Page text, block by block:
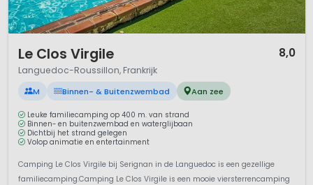
Le Clos Virgile 8,0
Languedoc-Roussillon, Frankrijk
M Binnen- & Buitenzwembad Aan zee
Leuke familiecamping op 400 m. van strand
Binnen- en buitenzwembad en waterglijbaan
Dichtbij het strand gelegen
Volop animatie en entertainment
Camping Le Clos Virgile bij Serignan in de Languedoc is een gezellige
familiecamping.Camping Le Clos Virgile is een mooie viersterrencamping